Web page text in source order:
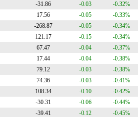
-31.86 -0.03 -0.32%
17.56 -0.05 -0.33%
-268.87 -0.05 -0.34%
121.17 -0.15 -0.34%
67.47 -0.04 -0.37%
17.44 -0.04 -0.38%
79.12 -0.03 -0.38%
74.36 -0.03 -0.41%
108.34 -0.10 -0.42%
-30.31 -0.06 -0.44%
-39.41 -0.12 -0.45%